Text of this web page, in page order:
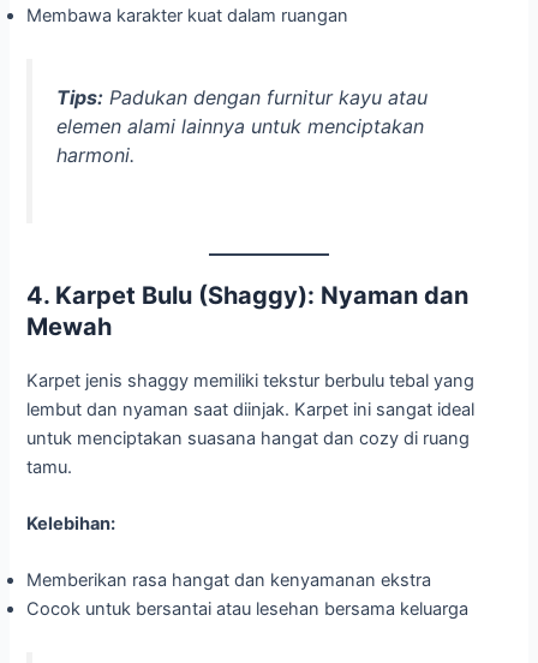
Membawa karakter kuat dalam ruangan
Tips: Padukan dengan furnitur kayu atau
elemen alami lainnya untuk menciptakan
harmoni.
4. Karpet Bulu (Shaggy): Nyaman dan
Mewah
Karpet jenis shaggy memiliki tekstur berbulu tebal yang
lembut dan nyaman saat diinjak. Karpet ini sangat ideal
untuk menciptakan suasana hangat dan cozy di ruang
tamu.
Kelebihan:
Memberikan rasa hangat dan kenyamanan ekstra
Cocok untuk bersantai atau lesehan bersama keluarga